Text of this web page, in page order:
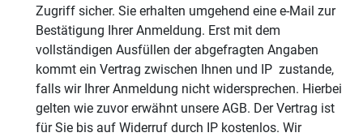
Zugriff sicher. Sie erhalten umgehend eine e-Mail zur
Bestätigung Ihrer Anmeldung. Erst mit dem
vollständigen Ausfüllen der abgefragten Angaben
kommt ein Vertrag zwischen Ihnen und IP zustande,
falls wir Ihrer Anmeldung nicht widersprechen. Hierbei
gelten wie zuvor erwähnt unsere AGB. Der Vertrag ist
für Sie bis auf Widerruf durch IP kostenlos. Wir